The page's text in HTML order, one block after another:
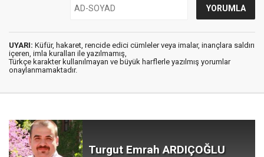
UYARI: Küfür, hakaret, rencide edici cümleler veya imalar, inançlara saldırı
içeren, imla kuralları ile yazılmamış,
Türkçe karakter kullanılmayan ve büyük harflerle yazılmış yorumlar
onaylanmamaktadır.
Turgut Emrah ARDIÇOĞLU